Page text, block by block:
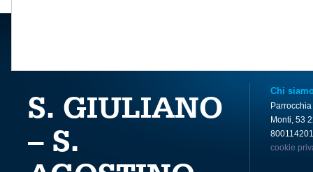
S. GIULIANO
– S.
Chi
Monti, 53
cookie